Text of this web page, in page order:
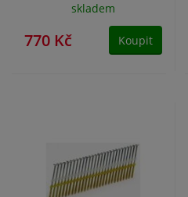
skladem
770 Kč Koupit